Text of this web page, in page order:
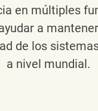
en múltiples
a
de los
a nivel mundial.